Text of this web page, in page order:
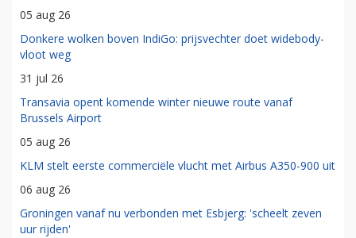
05 aug 26
Donkere wolken boven IndiGo: prijsvechter doet widebody-
vloot weg
31 jul 26
Transavia opent komende winter nieuwe route vanaf
Brussels Airport
05 aug 26
KLM stelt eerste commerciële vlucht met Airbus A350-900 uit
06 aug 26
Groningen vanaf nu verbonden met Esbjerg: 'scheelt zeven
uur rijden'